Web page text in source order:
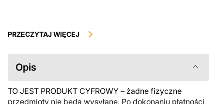
podlegają zwrotowi ani wymianie po ich pobraniu. Zalecamy
przed zakupem. Jeśli masz jakiekolwiek problemy z zamówieniem,
skontaktuj się bezpośrednio ze sprzedawcą.
PRZECZYTAJ WIĘCEJ
Opis
TO JEST PRODUKT CYFROWY – żadne fizyczne
przedmioty nie będą wysyłane. Po dokonaniu płatności